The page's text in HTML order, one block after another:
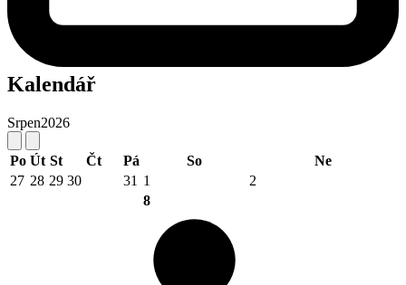
Kalendář
Srpen2026
Po Út St Čt Pá So
Ne
27 28 29 30 31 1 2
8